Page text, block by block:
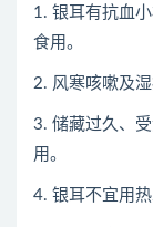
1. 银耳有抗血
食用。
2. 风寒咳嗽及
3. 储藏过久、
用。
4. 银耳不宜用热